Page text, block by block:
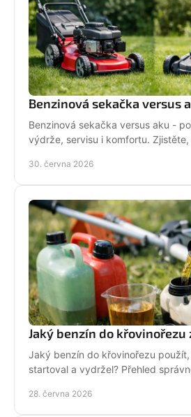
Benzinová sekačka versus
Benzinová sekačka versus aku -
výdrže, servisu i komfortu.
30. června 2026
Jaký benzín do
Jaký benzín do křovinořezu
startoval a vydržel? Přehled
28. června 2026